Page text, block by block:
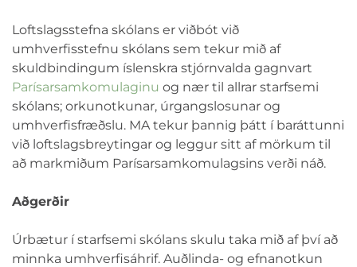
Loftslagsstefna skólans er viðbót við
umhverfisstefnu skólans sem tekur mið af
skuldbindingum íslenskra stjórnvalda gagnvart
Parísarsamkomulaginu og nær til allrar starfsemi
skólans; orkunotkunar, úrgangslosunar og
umhverfisfræðslu. MA tekur þannig þátt í baráttunni
við loftslagsbreytingar og leggur sitt af mörkum til
að markmiðum Parísarsamkomulagsins verði náð.
Aðgerðir
Úrbætur í starfsemi skólans skulu taka mið af því að
minnka umhverfisáhrif. Auðlinda- og efnanotkun